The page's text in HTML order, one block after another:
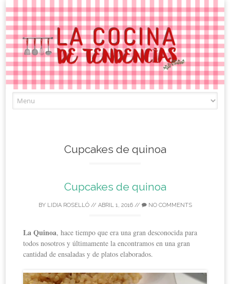
to
Cupcakes de quinoa
Cupcakes de quinoa
BY LIDIA ROSELLÓ// ABRIL 1, 2016// NO COMMENTS
La Quinoa, hace tiempo que era una gran desconocida para
todos nosotros y últimamente la encontramos en una gran
cantidad de ensaladas y de platos elaborados.